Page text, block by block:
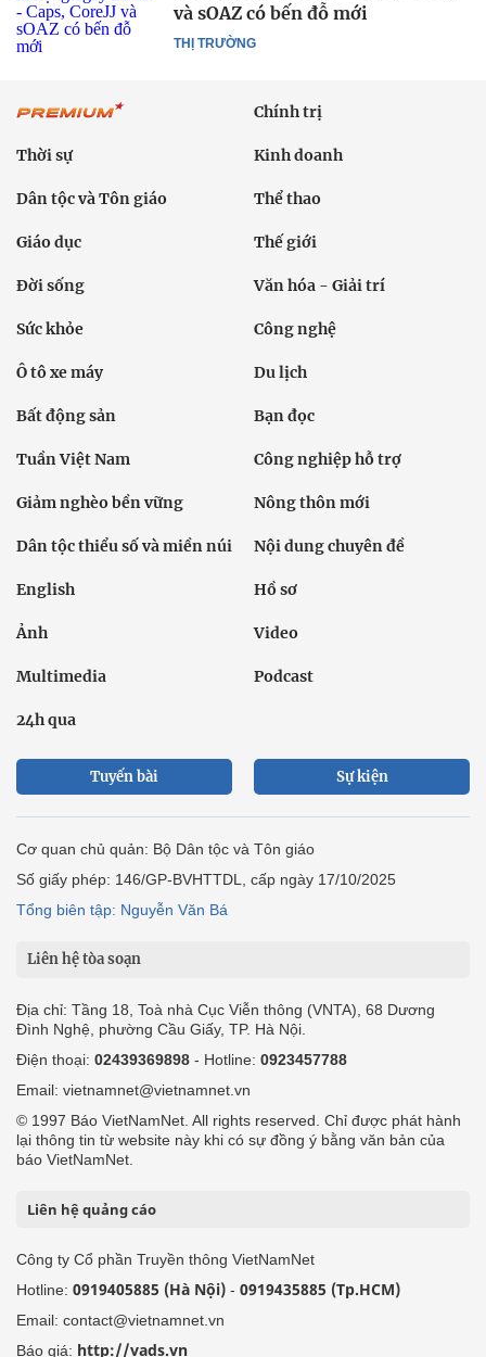
THỊ TRƯỜNG
và sOAZ có bến đỗ mới
Chính trị
Thời sự Kinh doanh
Dân tộc và Tôn giáo Thể thao
Giáo dục Thế giới
Đời sống Văn hóa - Giải trí
Sức khỏe Công nghệ
Ô tô xe máy Du lịch
Bất động sản Bạn đọc
Tuần Việt Nam Công nghiệp hỗ trợ
Giảm nghèo bền vững Nông thôn mới
Dân tộc thiểu số và miền núi Nội dung chuyên đề
English Hồ sơ
Ảnh Video
Multimedia Podcast
24h qua
Tuyến bài Sự kiện
Cơ quan chủ quản: Bộ Dân tộc và Tôn giáo
Số giấy phép: 146/GP-BVHTTDL, cấp ngày 17/10/2025
Tổng biên tập: Nguyễn Văn Bá
Liên hệ tòa soạn
Địa chỉ: Tầng 18, Toà nhà Cục Viễn thông (VNTA), 68 Dương
Đình Nghệ, phường Cầu Giấy, TP. Hà Nội.
Điện thoại: 02439369898 - Hotline: 0923457788
Email: vietnamnet@vietnamnet.vn
© 1997 Báo VietNamNet. All rights reserved. Chỉ được phát hành
lại thông tin từ website này khi có sự đồng ý bằng văn bản của
báo VietNamNet.
Liên hệ quảng cáo
Công ty Cổ phần Truyền thông VietNamNet
Hotline: 0919405885 (Hà Nội) - 0919435885 (Tp.HCM)
Email: contact@vietnamnet.vn
Báo giá: http://vads.vn